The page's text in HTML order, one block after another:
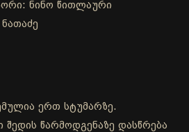
ნინო წითლაური
ერთ სტუმარზე.
შედის წარმოდგენაზე დასწრება